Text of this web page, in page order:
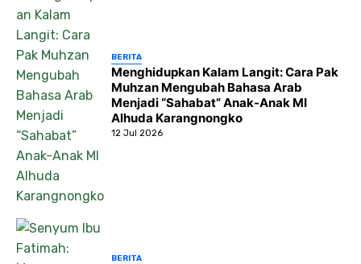
BERITA
Menghidupkan Kalam Langit: Cara Pak
Muhzan Mengubah Bahasa Arab
Menjadi “Sahabat” Anak-Anak MI
Alhuda Karangnongko
12 Jul 2026
BERITA